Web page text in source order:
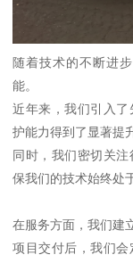
随着技术的不断进
能。
近年来，我们引入
护能力得到了显著提
同时，我们密切关
保我们的技术始终处
在服务方面，我们建
项目交付后，我们